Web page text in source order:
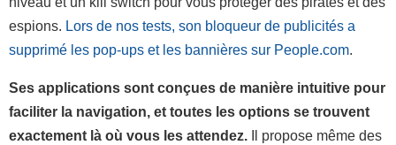
espions. Lors de nos tests, son bloqueur de publicités a
supprimé les pop-ups et les bannières sur People.com.
Ses applications sont conçues de manière intuitive pour
faciliter la navigation, et toutes les options se trouvent
exactement là où vous les attendez. Il propose même des